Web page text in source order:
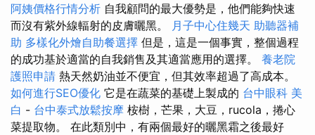
阿姨價格行情分析 自我顧問的最大優勢是，他們能夠快速
而沒有紫外線輻射的皮膚曬黑。
月子中心住幾天 助聽器補
助 多樣化外燴自助餐選擇 但是，這是一個事實，整個過程
的成功基於適當的自我銷售及其適當應用的選擇。 養老院
護照申請 熱天然奶油並不便宜，但其效率超過了高成本。
如何進行SEO優化 它是在蔬菜的基礎上製成的 台中眼科 美
白 - 台中泰式放鬆按摩 桉樹，芒果，大豆，rucola，捲心
菜提取物。 在此類別中，有兩個最好的曬黑霜之後最好